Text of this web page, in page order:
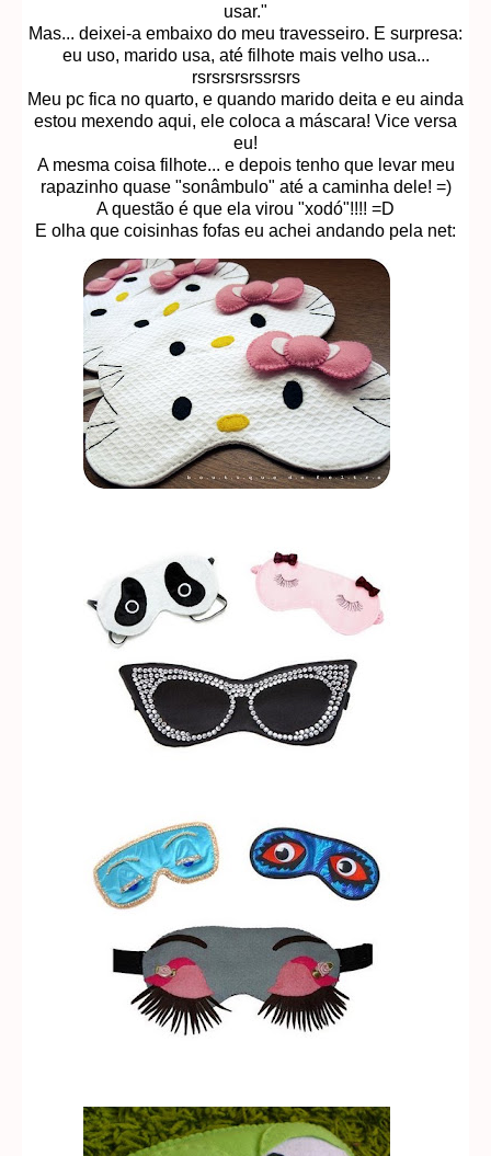
usar."
Mas... deixei-a embaixo do meu travesseiro. E surpresa:
eu uso, marido usa, até filhote mais velho usa...
rsrsrsrsrssrsrs
Meu pc fica no quarto, e quando marido deita e eu ainda
estou mexendo aqui, ele coloca a máscara! Vice versa
eu!
A mesma coisa filhote... e depois tenho que levar meu
rapazinho quase "sonâmbulo" até a caminha dele! =)
A questão é que ela virou "xodó"!!!! =D
E olha que coisinhas fofas eu achei andando pela net: